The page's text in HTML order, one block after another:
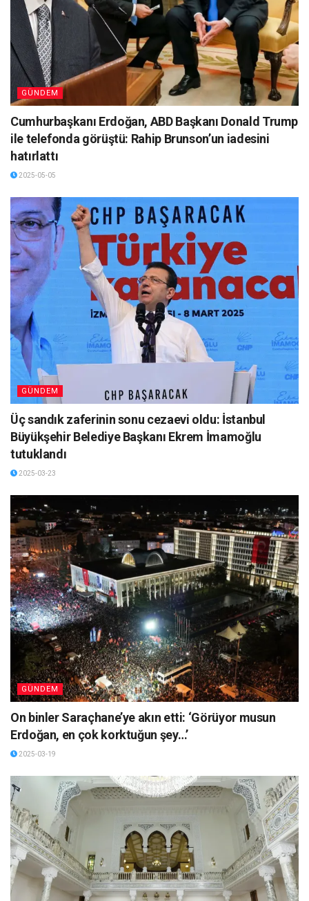
GÜNDEM
Cumhurbaşkanı Erdoğan, ABD Başkanı Donald Trump
ile telefonda görüştü: Rahip Brunson’un iadesini
hatırlattı
2025-05-05
GÜNDEM
Üç sandık zaferinin sonu cezaevi oldu: İstanbul
Büyükşehir Belediye Başkanı Ekrem İmamoğlu
tutuklandı
2025-03-23
GÜNDEM
On binler Saraçhane’ye akın etti: ‘Görüyor musun
Erdoğan, en çok korktuğun şey…’
2025-03-19